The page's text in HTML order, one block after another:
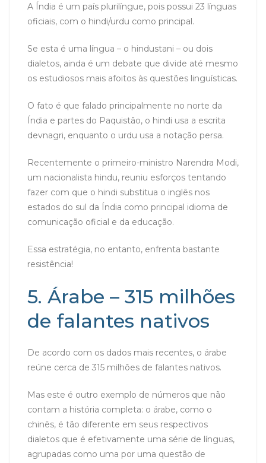
A Índia é um país plurilíngue, pois possui 23 línguas
oficiais, com o hindi/urdu como principal.
Se esta é uma língua – o hindustani – ou dois
dialetos, ainda é um debate que divide até mesmo
os estudiosos mais afoitos às questões linguísticas.
O fato é que falado principalmente no norte da
Índia e partes do Paquistão, o hindi usa a escrita
devnagri, enquanto o urdu usa a notação persa.
Recentemente o primeiro-ministro Narendra Modi,
um nacionalista hindu, reuniu esforços tentando
fazer com que o hindi substitua o inglês nos
estados do sul da Índia como principal idioma de
comunicação oficial e da educação.
Essa estratégia, no entanto, enfrenta bastante
resistência!
5. Árabe – 315 milhões
de falantes nativos
De acordo com os dados mais recentes, o árabe
reúne cerca de 315 milhões de falantes nativos.
Mas este é outro exemplo de números que não
contam a história completa: o árabe, como o
chinês, é tão diferente em seus respectivos
dialetos que é efetivamente uma série de línguas,
agrupadas como uma por uma questão de